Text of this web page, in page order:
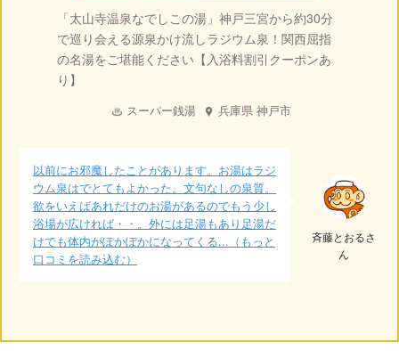
「太山寺温泉なでしこの湯」神戸三宮から約30分
で巡り会える源泉かけ流しラジウム泉！関西屈指
の名湯をご堪能ください【入浴料割引クーポンあ
り】
スーパー銭湯 兵庫県 神戸市
以前にお邪魔したことがあります。お湯はラジ
ウム泉はでとてもよかった。文句なしの泉質。
欲をいえばあれだけのお湯があるのでもう少し
浴場が広ければ・・。外には足湯もあり足湯だ
けでも体内がぽかぽかになってくる...（もっと
口コミを読み込む）
斉藤とおるさ
ん